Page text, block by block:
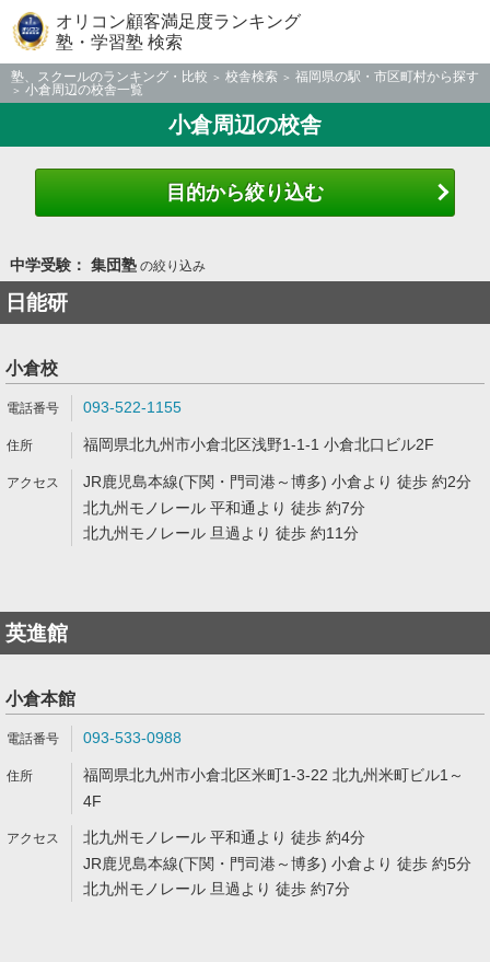
オリコン顧客満足度ランキング
塾・学習塾 検索
塾、スクールのランキング・比較 校舎検索
福岡県の駅・市区町村から探す
小倉周辺の校舎一覧
小倉周辺の校舎
目的から絞り込む
中学受験： 集団塾の絞り込み
日能研
小倉校
093-522-1155
福岡県北九州市小倉北区浅野1-1-1 小倉北口ビル2F
JR鹿児島本線(下関・門司港～博多) 小倉より 徒歩 約2分
北九州モノレール 平和通より 徒歩 約7分
北九州モノレール 旦過より 徒歩 約11分
英進館
小倉本館
093-533-0988
福岡県北九州市小倉北区米町1-3-22 北九州米町ビル1～
4F
北九州モノレール 平和通より 徒歩 約4分
JR鹿児島本線(下関・門司港～博多) 小倉より 徒歩 約5分
北九州モノレール 旦過より 徒歩 約7分